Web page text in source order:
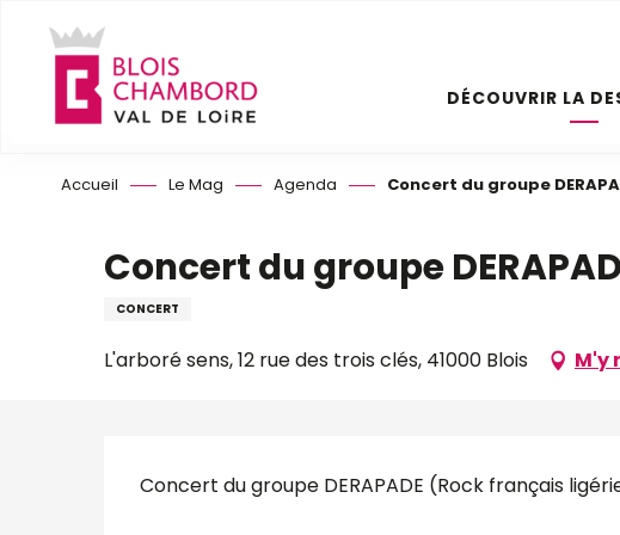
contenu
principal
DÉCOUVRIR LA
Accueil Le Mag Agenda Concert du groupe
Concert du groupe
CONCERT
L'arboré sens, 12 rue des trois clés, 41000 Blois M'y
Description
Concert du groupe DERAPADE (Rock français